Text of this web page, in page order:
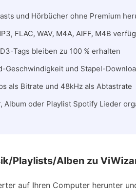
und Hörbücher ohne Premium
FLAC, WAV, M4A, AIFF, M4B
Tags bleiben zu 100 % erhalten
Geschwindigkeit und Stapel-
als Bitrate und 48kHz als Abtastrate
Album oder Playlist Spotify Lieder
Playlists/Alben zu
auf Ihren Computer herunter